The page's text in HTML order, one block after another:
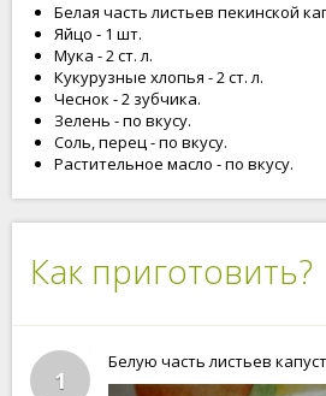
Белая часть листьев пекинской
Яйцо - 1 шт.
Мука - 2 ст. л.
Кукурузные хлопья - 2 ст. л.
Чеснок - 2 зубчика.
Зелень - по вкусу.
Соль, перец - по вкусу.
Растительное масло - по вкусу.
Как приготовить?
1
Белую часть листьев